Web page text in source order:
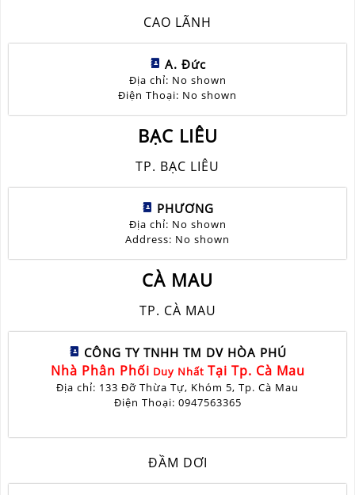
CAO LÃNH
A. Đức
Địa chỉ: No shown
Điện Thoại: No shown
BẠC LIÊU
TP. BẠC LIÊU
PHƯƠNG
Địa chỉ: No shown
Address: No shown
CÀ MAU
TP. CÀ MAU
CÔNG TY TNHH TM DV HÒA PHÚ
Nhà Phân Phối Duy Nhất Tại Tp. Cà Mau
Địa chỉ: 133 Đỡ Thừa Tự, Khóm 5, Tp. Cà Mau
Điện Thoại: 0947563365
ĐẦM DƠI